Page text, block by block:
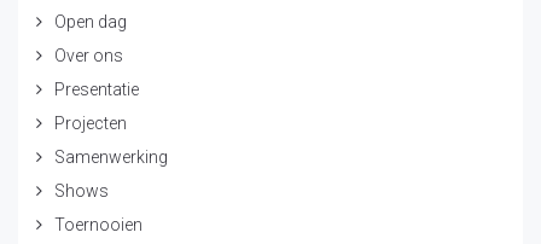
Open dag
Over ons
Presentatie
Projecten
Samenwerking
Shows
Toernooien